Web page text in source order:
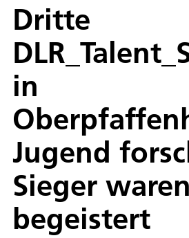
Dritte
in
Jugend
Sieger waren
begeistert